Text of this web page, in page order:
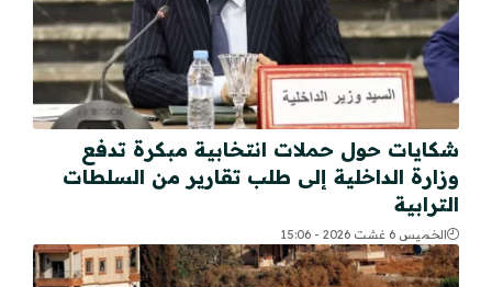
شكايات حول حملات انتخابية مبكرة تدفع
وزارة الداخلية إلى طلب تقارير من السلطات
الترابية
الخميس 6 غشت 2026 - 15:06